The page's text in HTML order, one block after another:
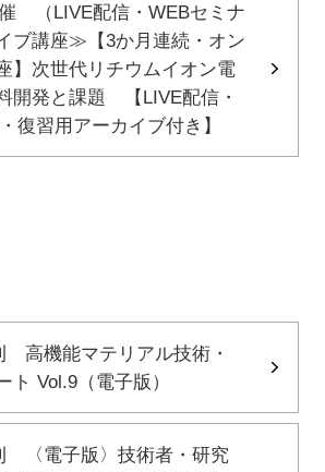
（LIVE配信・WEBセミナ
ブ講座≫【3か月連続・オン
】次世代リチウムイオン電
開発と課題 【LIVE配信・
復習用アーカイブ付き】
高機能マテリアル技術・
ト Vol.9（電子版）
〈電子版〉技術者・研究